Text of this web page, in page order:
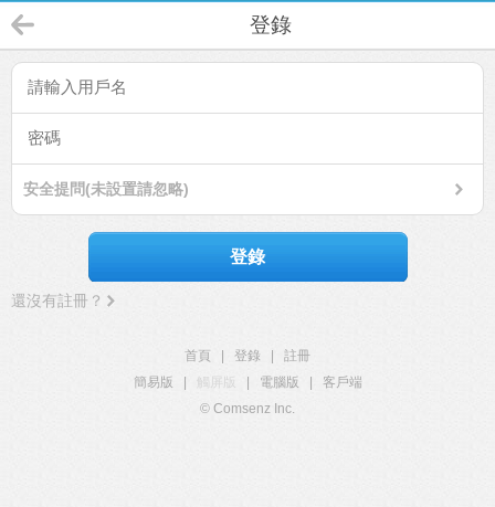
登錄
安全提問(未設置請忽略)
登錄
還沒有註冊？
首頁 登錄
註冊
簡易版
觸屏版 電腦版
客戶端
© Comsenz Inc.